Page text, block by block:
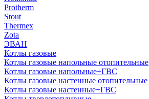
Protherm
Stout
Thermex
Zota
ЭВАН
Котлы газовые
Котлы газовые напольные отопительные
Котлы газовые напольные+ГВС
Котлы газовые настенные отопительные
Котлы газовые настенные+ГВС